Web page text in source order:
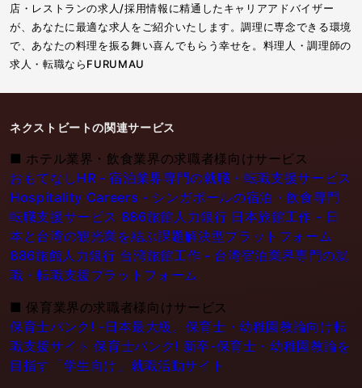
店・レストランの求人/採用情報に精通したキャリアアドバイザー
が、あなたに最適な求人をご紹介いたします。調理に専念できる環境
で、あなたの料理を振る舞い喜んでもらう幸せを。料理人・調理師の
求人・転職ならFURUMAU
ネクストビートの関連サービス
■ ホテル業界・飲食業界の求職者様向けサービス
おもてなしHR - 宿泊業界専門の就職・転職支援サービス
Hospitality Careers - シンガポールの宿泊・飲食専門
転職支援サービス 886旅館人力銀行 日本旅館工作 - 日
本と台湾の観光業を結ぶ課題解決型プラットフォーム
886旅館人力銀行 台湾旅館工作 - 台湾宿泊業界専門の就
職・転職支援プラットフォーム
■ 保育業界の求職者様向けサービス
保育士バンク! -日本最大級。保育士・幼稚園教論向け転
職支援サイト 保育士バンク! 新卒-保育士・幼稚園教論を
目指す「学生向け」就職活動サイト